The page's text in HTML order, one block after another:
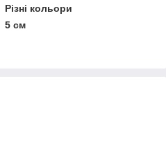
Різні кольори
5 см